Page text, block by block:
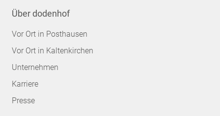
Über dodenhof
Vor Ort in Posthausen
Vor Ort in Kaltenkirchen
Unternehmen
Karriere
Presse